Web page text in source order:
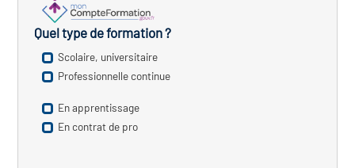
Quel type de formation ?
Scolaire, universitaire
Professionnelle continue
En apprentissage
En contrat de pro